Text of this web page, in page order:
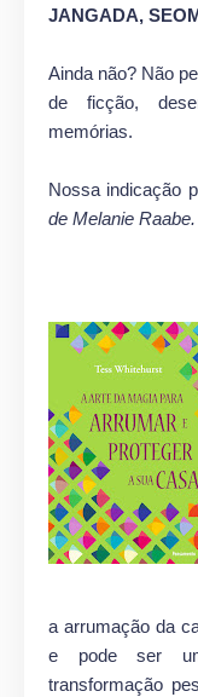
JANGADA,
Ainda não? Não
de ficção,
memórias.
Nossa indicação
de Melanie Raabe.
a arrumação da
e pode ser
transformação